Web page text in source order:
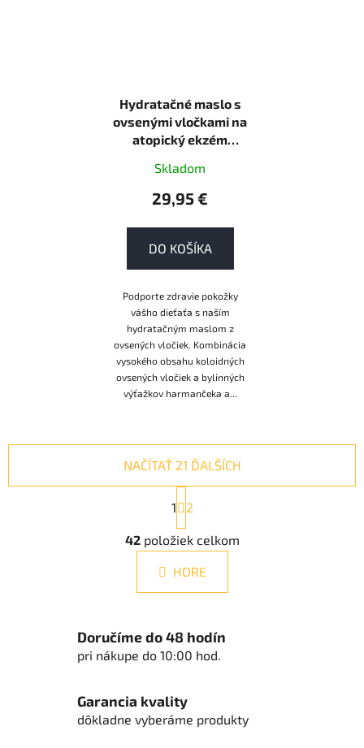
Hydratačné maslo s
ovsenými vločkami na
atopický ekzém
ECO
Skladom
29,95 €
DO KOŠÍKA
Podporte zdravie pokožky
vášho dieťaťa s naším
hydratačným maslom z
ovsených vločiek. Kombinácia
vysokého obsahu koloidných
ovsených vločiek a bylinných
výťažkov harmančeka a...
O
v
l
á
d
c
i
r
v
NAČÍTAŤ 21 ĎALŠÍCH
S
t
r
á
n
k
n
i
e
1 2
42položiek celkom
HORE
Doručíme do 48 hodín
pri nákupe do 10:00 hod.
Garancia kvality
dôkladne vyberáme produkty